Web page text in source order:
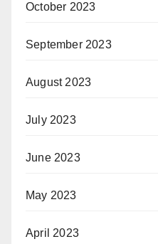
October 2023
September 2023
August 2023
July 2023
June 2023
May 2023
April 2023